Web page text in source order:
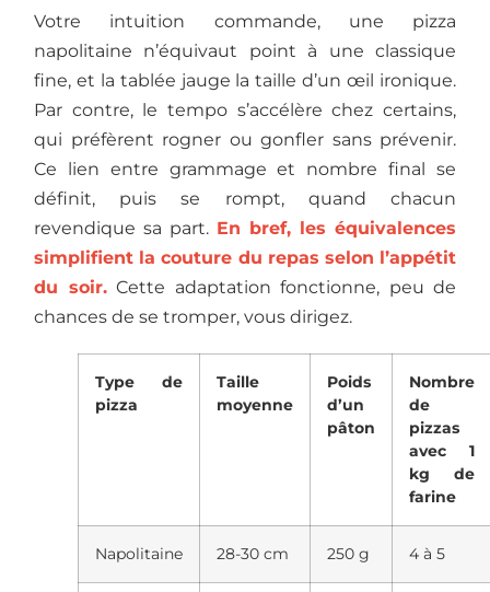
Votre intuition commande, une pizza
napolitaine n’équivaut point à une classique
fine, et la tablée jauge la taille d’un œil ironique.
Par contre, le tempo s’accélère chez certains,
qui préfèrent rogner ou gonfler sans prévenir.
Ce lien entre grammage et nombre final se
définit, puis se rompt, quand chacun
revendique sa part. En bref, les équivalences
simplifient la couture du repas selon l’appétit
du soir.Cette adaptation fonctionne, peu de
chances de se tromper, vous dirigez.
Type de
pizza
Taille
moyenne
Poids
d’un
pâton
Nombre
de
pizzas
avec 1
kg de
farine
Napolitaine 28-30 cm 250 g 4 à 5